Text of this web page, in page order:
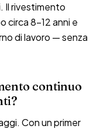
Il rivestimento
circa 8–12 anni e
di lavoro — senza
continuo
Con un primer